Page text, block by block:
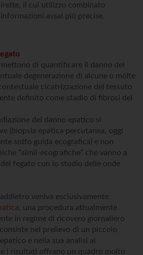
il cui utilizzo combinato
assai più precise.
di quantificare il danno del
degenerazione di alcune o molte
cicatrizzazione del tessuto
definito come stadio di fibrosi del
del danno epatico si
(biopsia epatica percutanea, oggi
sotto guida ecografica) e non
“simil-ecografiche” che vanno a
del fegato con lo studio delle onde
veniva esclusivamente
, una procedura attualmente
in regime di ricovero giornaliero
nel prelievo di un piccolo
e nella sua analisi al
i risultati offrano un quadro molto